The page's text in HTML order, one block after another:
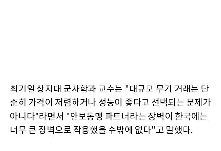
최기일 상지대 군사학과 교수는 "대규모 무기 거래는 단
순히 가격이 저렴하거나 성능이 좋다고 선택되는 문제가
아니다"라면서 "안보동맹 파트너라는 장벽이 한국에는
너무 큰 장벽으로 작용했을 수밖에 없다"고 말했다.